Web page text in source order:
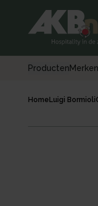
ProductenMerken
Home Luigi Bormioli